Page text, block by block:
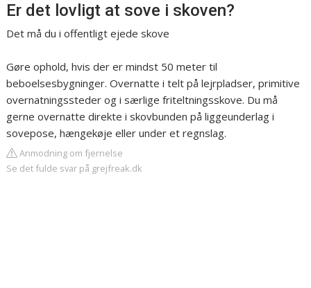
Er det lovligt at sove i skoven?
Det må du i offentligt ejede skove
Gøre ophold, hvis der er mindst 50 meter til
beboelsesbygninger. Overnatte i telt på lejrpladser, primitive
overnatningssteder og i særlige friteltningsskove. Du må
gerne overnatte direkte i skovbunden på liggeunderlag i
sovepose, hængekøje eller under et regnslag.
Anmodning om fjernelse
Se det fulde svar på grejfreak.dk